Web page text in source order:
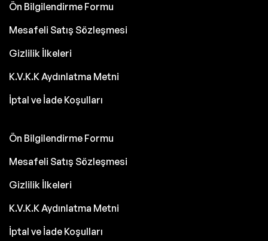
Ön Bilgilendirme Formu
Mesafeli Satış Sözleşmesi
Gizlilik İlkeleri
K.V.K.K Aydınlatma Metni
İptal ve İade Koşulları
Ön Bilgilendirme Formu
Mesafeli Satış Sözleşmesi
Gizlilik İlkeleri
K.V.K.K Aydınlatma Metni
İptal ve İade Koşulları